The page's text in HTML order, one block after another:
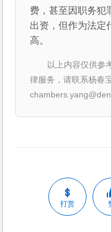
费，甚至因职务犯
出资，但作为法定
高。
以上内容仅供参
律服务，请联系杨春
打赏